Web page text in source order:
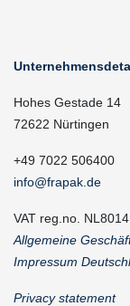
Hohes Gestade 14
72622 Nürtingen
+49 7022 506400
info@frapak.de
VAT reg.no.
Allgemeine
Impressum
Privacy statement